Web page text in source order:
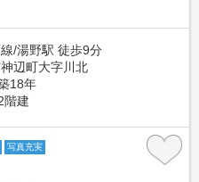
/湯野駅 徒歩9分
辺町大字川北
18年
階建
写真充実